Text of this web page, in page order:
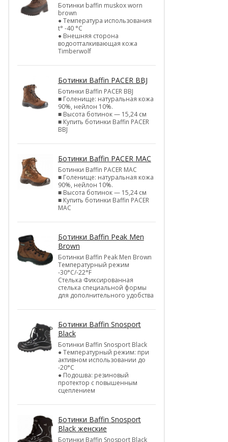
Ботинки baffin muskox worn
brown
● Температура использования
t° -40 °C
● Внешняя сторона
водоотталкивающая кожа
Timberwolf
Ботинки Baffin PACER BBJ
Ботинки Baffin PACER BBJ
■ Голенище: натуральная кожа
90%, нейлон 10%.
■ Высота ботинок — 15,24 см
■ Купить ботинки Baffin PACER
BBJ
Ботинки Baffin PACER MAC
Ботинки Baffin PACER MAC
■ Голенище: натуральная кожа
90%, нейлон 10%.
■ Высота ботинок — 15,24 см
■ Купить ботинки Baffin PACER
MAC
Ботинки Baffin Peak Men
Brown
Ботинки Baffin Peak Men Brown
Температурный режим
-30°С/-22°F
Стелька Фиксированная
стелька специальной формы
для дополнительного удобства
Ботинки Baffin Snosport
Black
Ботинки Baffin Snosport Black
● Температурный режим: при
активном использовании до
-20°С
● Подошва: резиновый
протектор с повышенным
сцеплением
Ботинки Baffin Snosport
Black женские
Ботинки Baffin Snosport Black